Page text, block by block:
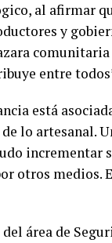
al afirmar
y
comunitaria
entre
está
lo artesanal.
incrementar
otros medios.
área de